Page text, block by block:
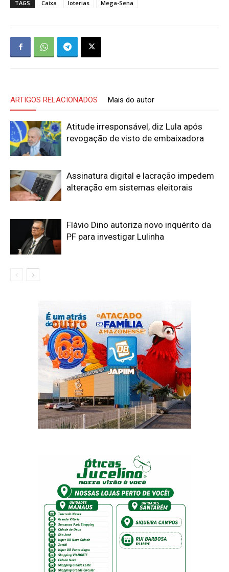
TAGS Caixa loterias Mega-Sena
ARTIGOS RELACIONADOS Mais do autor
Atitude irresponsável, diz Lula após
revogação de visto de embaixadora
Assinatura digital e lacração impedem
alteração em sistemas eleitorais
Flávio Dino autoriza novo inquérito da
PF para investigar Lulinha